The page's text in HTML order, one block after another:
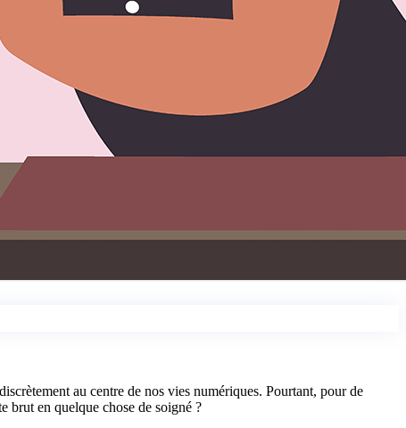
au centre de nos vies numériques. Pourtant, pour de
brut en quelque chose de soigné ?